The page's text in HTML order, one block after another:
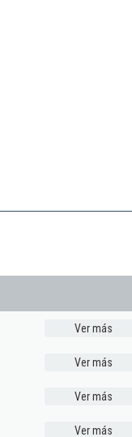
Ver más
Ver más
Ver más
Ver más